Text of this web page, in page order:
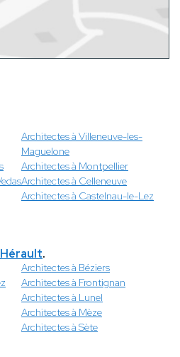
Architectes à Villeneuve-les-
Maguelone
Architectes à Montpellier
Architectes à Celleneuve
Architectes à Castelnau-le-Lez
Hérault.
Architectes à Béziers
Architectes à Frontignan
Architectes à Lunel
Architectes à Mèze
Architectes à Sète